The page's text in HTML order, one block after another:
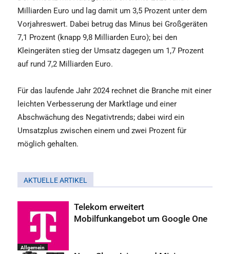
Milliarden Euro und lag damit um 3,5 Prozent unter dem
Vorjahreswert. Dabei betrug das Minus bei Großgeräten
7,1 Prozent (knapp 9,8 Milliarden Euro); bei den
Kleingeräten stieg der Umsatz dagegen um 1,7 Prozent
auf rund 7,2 Milliarden Euro.
Für das laufende Jahr 2024 rechnet die Branche mit einer
leichten Verbesserung der Marktlage und einer
Abschwächung des Negativtrends; dabei wird ein
Umsatzplus zwischen einem und zwei Prozent für
möglich gehalten.
AKTUELLE ARTIKEL
Allgemein
Telekom erweitert
Mobilfunkangebot um Google One